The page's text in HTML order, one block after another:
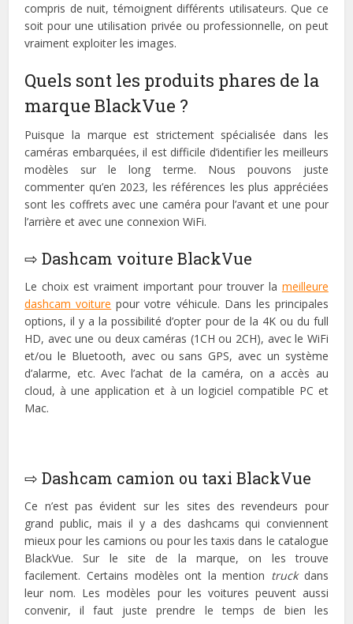
compris de nuit, témoignent différents utilisateurs. Que ce
soit pour une utilisation privée ou professionnelle, on peut
vraiment exploiter les images.
Quels sont les produits phares de la
marque BlackVue ?
Puisque la marque est strictement spécialisée dans les
caméras embarquées, il est difficile d’identifier les meilleurs
modèles sur le long terme. Nous pouvons juste
commenter qu’en 2023, les références les plus appréciées
sont les coffrets avec une caméra pour l’avant et une pour
l’arrière et avec une connexion WiFi.
⇨ Dashcam voiture BlackVue
Le choix est vraiment important pour trouver la meilleure
dashcam voiture pour votre véhicule. Dans les principales
options, il y a la possibilité d’opter pour de la 4K ou du full
HD, avec une ou deux caméras (1CH ou 2CH), avec le WiFi
et/ou le Bluetooth, avec ou sans GPS, avec un système
d’alarme, etc. Avec l’achat de la caméra, on a accès au
cloud, à une application et à un logiciel compatible PC et
Mac.
⇨ Dashcam camion ou taxi BlackVue
Ce n’est pas évident sur les sites des revendeurs pour
grand public, mais il y a des dashcams qui conviennent
mieux pour les camions ou pour les taxis dans le catalogue
BlackVue. Sur le site de la marque, on les trouve
facilement. Certains modèles ont la mention truckdans
leur nom. Les modèles pour les voitures peuvent aussi
convenir, il faut juste prendre le temps de bien les